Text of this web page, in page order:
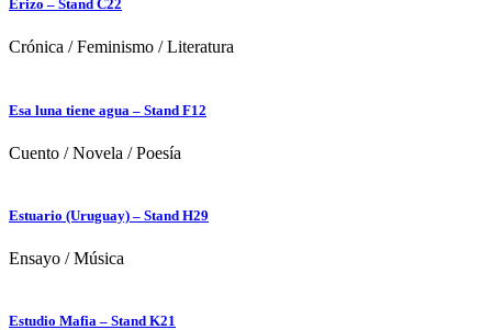
Erizo – Stand C22
Crónica /Feminismo /Literatura
Esa luna tiene agua – Stand F12
Cuento /Novela /Poesía
Estuario (Uruguay) – Stand H29
Ensayo /Música
Estudio Mafia – Stand K21